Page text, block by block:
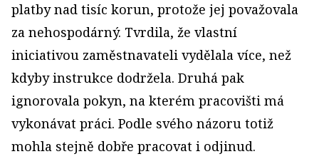
platby nad tisíc korun, protože jej považovala
za nehospodárný. Tvrdila, že vlastní
iniciativou zaměstnavateli vydělala více, než
kdyby instrukce dodržela. Druhá pak
ignorovala pokyn, na kterém pracovišti má
vykonávat práci. Podle svého názoru totiž
mohla stejně dobře pracovat i odjinud.